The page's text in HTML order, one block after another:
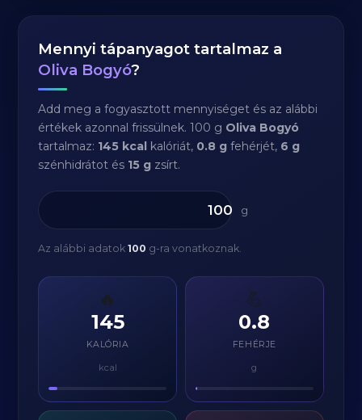
Mennyi tápanyagot tartalmaz a
Oliva Bogyó?
Add meg a fogyasztott mennyiséget és az alábbi
értékek azonnal frissülnek. 100 g Oliva Bogyó
tartalmaz: 145 kcal kalóriát, 0.8 g fehérjét, 6 g
szénhidrátot és 15 g zsírt.
g
Az alábbi adatok100 g-ra vonatkoznak.
🔥
145
KALÓRIA
kcal
💪
0.8
FEHÉRJE
g